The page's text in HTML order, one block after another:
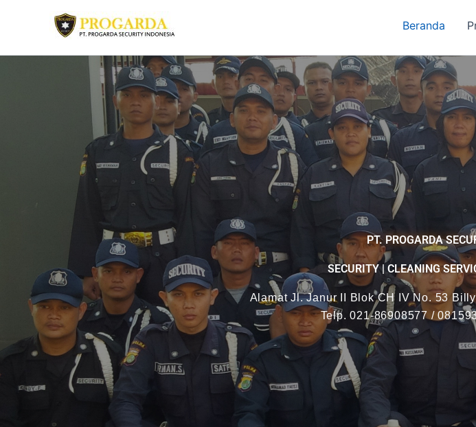
Beranda
PT. PROGARDA
SECURITY | CLEANING
Alamat Jl. Janur II Blok CH IV No. 53
Telp. 021-86908577 /